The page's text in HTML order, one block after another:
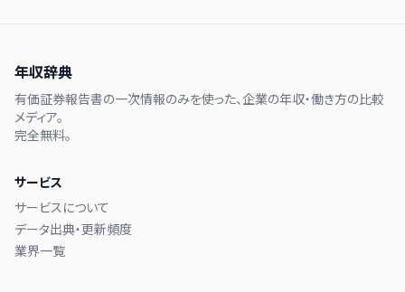
年収辞典
有価証券報告書の一次情報のみを使った、企業の年収・働き方の比較
メディア。
完全無料。
サービス
サービスについて
データ出典・更新頻度
業界一覧